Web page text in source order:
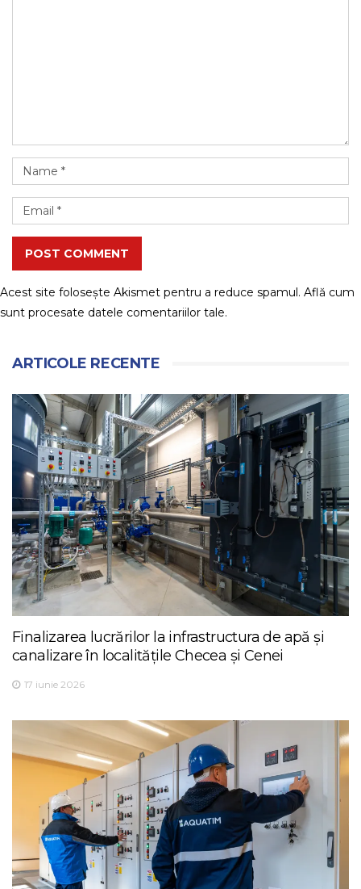
POST COMMENT
Acest site folosește Akismet pentru a reduce spamul. Află cum
sunt procesate datele comentariilor tale.
ARTICOLE RECENTE
Finalizarea lucrărilor la infrastructura de apă și
canalizare în localitățile Checea și Cenei
17 iunie 2026